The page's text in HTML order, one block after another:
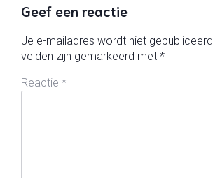
Geef een reactie
Je e-mailadres wordt niet gepubliceerd.
velden zijn gemarkeerd met *
Reactie *